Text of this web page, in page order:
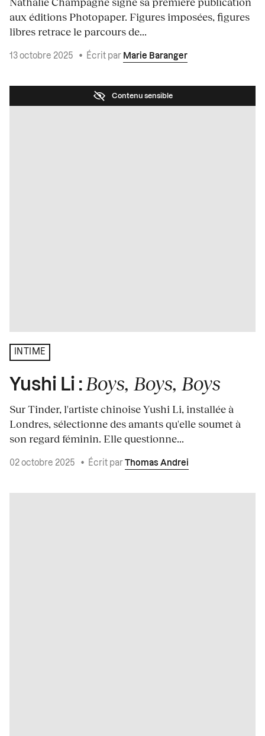
aux éditions Photopaper. Figures imposées, figures
libres retrace le parcours de...
13 octobre 2025 • Écrit par Marie Baranger
Contenu sensible
INTIME
Yushi Li : Boys, Boys, Boys
Sur Tinder, l'artiste chinoise Yushi Li, installée à
Londres, sélectionne des amants qu'elle soumet à
son regard féminin. Elle questionne...
02 octobre 2025 • Écrit par Thomas Andrei